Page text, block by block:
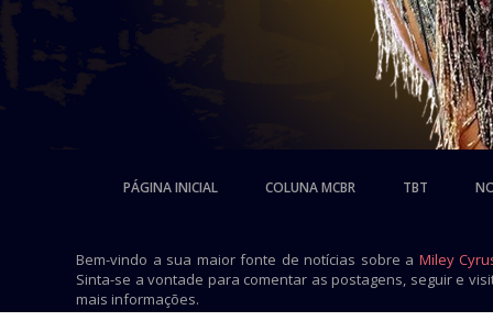
PÁGINA INICIAL COLUNA MCBR TBT
Bem-vindo a sua maior fonte de notícias sobre a Miley
Sinta-se a vontade para comentar as postagens, seguir e
mais informações.